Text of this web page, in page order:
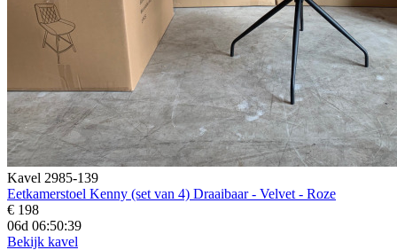
Kavel 2985-139
Eetkamerstoel Kenny (set van 4) Draaibaar - Velvet - Roze
€ 198
06d 06:50:37
Bekijk kavel